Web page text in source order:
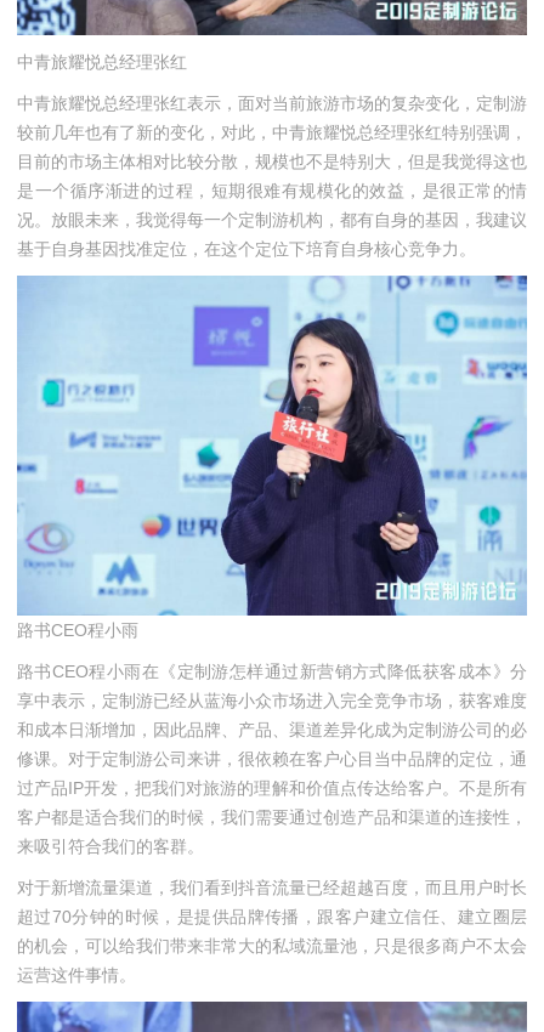
中青旅耀悦总经理张红
中青旅耀悦总经理张红表示，面对当前旅游市场的复杂变化，定制游
较前几年也有了新的变化，对此，中青旅耀悦总经理张红特别强调，
目前的市场主体相对比较分散，规模也不是特别大，但是我觉得这也
是一个循序渐进的过程，短期很难有规模化的效益，是很正常的情
况。放眼未来，我觉得每一个定制游机构，都有自身的基因，我建议
基于自身基因找准定位，在这个定位下培育自身核心竞争力。
路书CEO程小雨
路书CEO程小雨在《定制游怎样通过新营销方式降低获客成本》分
享中表示，定制游已经从蓝海小众市场进入完全竞争市场，获客难度
和成本日渐增加，因此品牌、产品、渠道差异化成为定制游公司的必
修课。对于定制游公司来讲，很依赖在客户心目当中品牌的定位，通
过产品IP开发，把我们对旅游的理解和价值点传达给客户。不是所有
客户都是适合我们的时候，我们需要通过创造产品和渠道的连接性，
来吸引符合我们的客群。
对于新增流量渠道，我们看到抖音流量已经超越百度，而且用户时长
超过70分钟的时候，是提供品牌传播，跟客户建立信任、建立圈层
的机会，可以给我们带来非常大的私域流量池，只是很多商户不太会
运营这件事情。